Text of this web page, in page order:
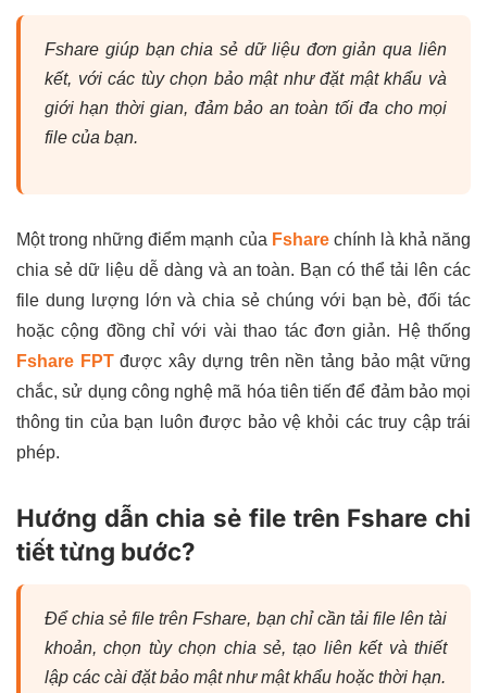
Fshare giúp bạn chia sẻ dữ liệu đơn giản qua liên
kết, với các tùy chọn bảo mật như đặt mật khẩu và
giới hạn thời gian, đảm bảo an toàn tối đa cho mọi
file của bạn.
Một trong những điểm mạnh của Fsharechính là khả năng
chia sẻ dữ liệu dễ dàng và an toàn. Bạn có thể tải lên các
file dung lượng lớn và chia sẻ chúng với bạn bè, đối tác
hoặc cộng đồng chỉ với vài thao tác đơn giản. Hệ thống
Fshare FPTđược xây dựng trên nền tảng bảo mật vững
chắc, sử dụng công nghệ mã hóa tiên tiến để đảm bảo mọi
thông tin của bạn luôn được bảo vệ khỏi các truy cập trái
phép.
Hướng dẫn chia sẻ file trên Fshare chi
tiết từng bước?
Để chia sẻ file trên Fshare, bạn chỉ cần tải file lên tài
khoản, chọn tùy chọn chia sẻ, tạo liên kết và thiết
lập các cài đặt bảo mật như mật khẩu hoặc thời hạn.